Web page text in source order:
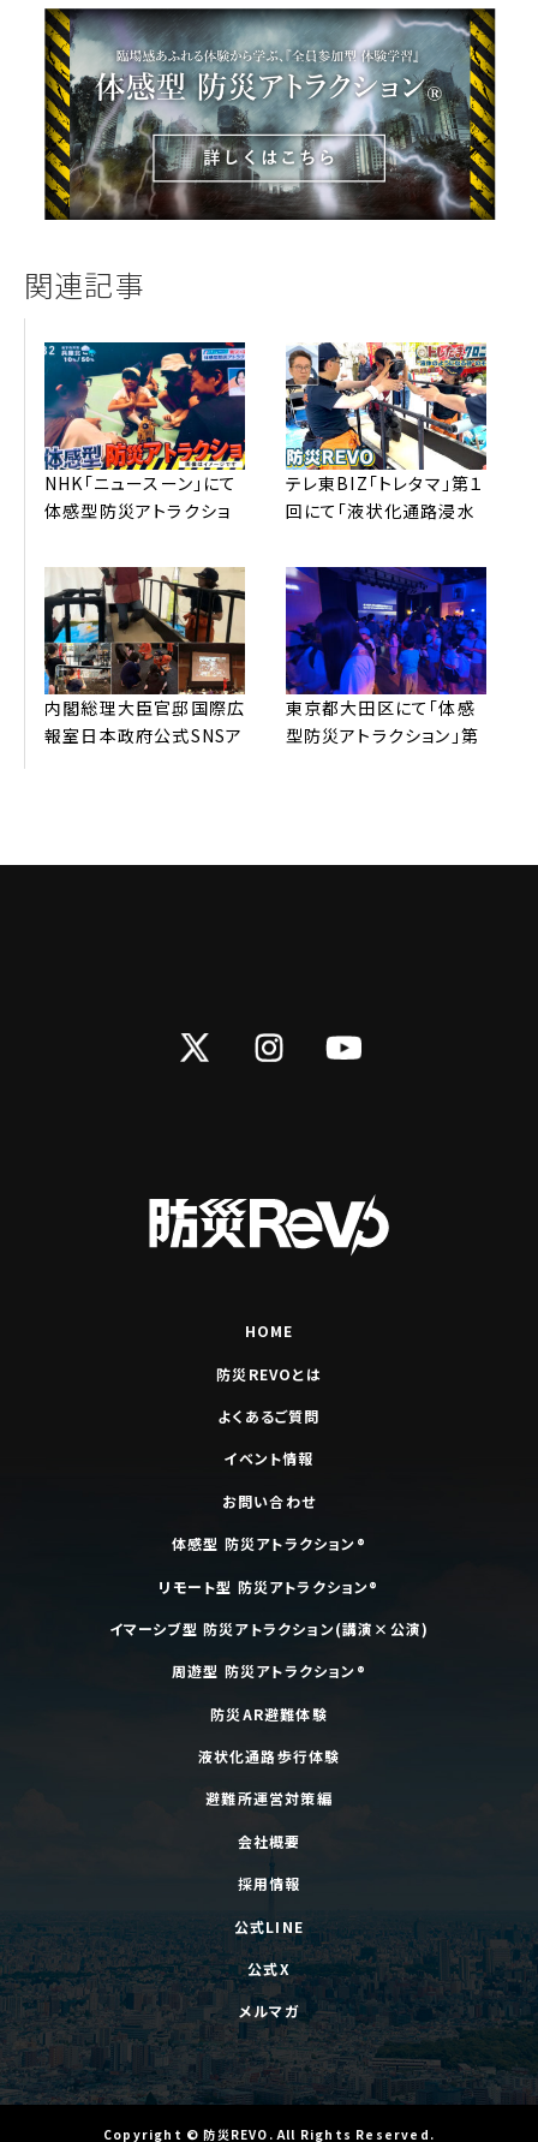
関連記事
NHK「ニュースーン」にて
体感型防災アトラクショ
テレ東BIZ「トレタマ」第１
回にて「液状化通路浸⽔
た。
内閣総理⼤⾂官邸国際広
報室⽇本政府公式SNSア
東京都⼤⽥区にて「体感
型防災アトラクション」第
InstagramYouTube
HOME
防災REVOとは
よくあるご質問
イベント情報
お問い合わせ
体感型 防災アトラクション®
リモート型 防災アトラクション®
イマーシブ型 防災アトラクション(講演×公演)
周遊型 防災アトラクション®
防災AR避難体験
液状化通路歩行体験
避難所運営対策編
会社概要
採用情報
公式LINE
公式X
メルマガ
Copyright ©防災REVO . All Rights Reserved.